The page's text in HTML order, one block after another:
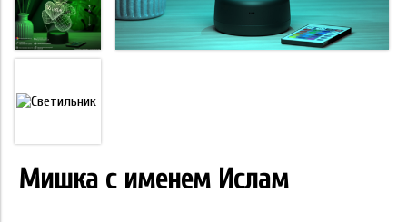
Мишка с именем Ислам